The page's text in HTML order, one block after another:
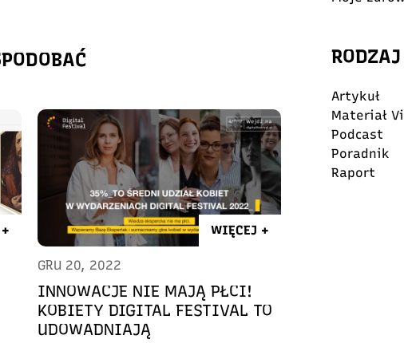
WIĘCEJ +
GRU 20, 2022
INNOWACJE NIE MAJĄ PŁCI!
KOBIETY DIGITAL FESTIVAL TO
UDOWADNIAJĄ
Artykuł
Materiał
Podcast
Poradnik
Raport